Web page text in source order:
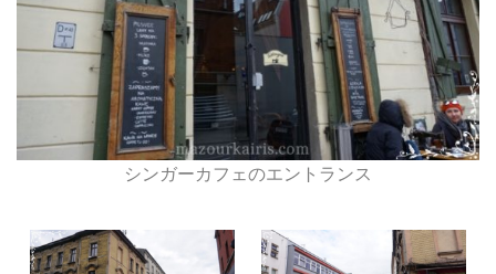
シンガーカフェのエントランス